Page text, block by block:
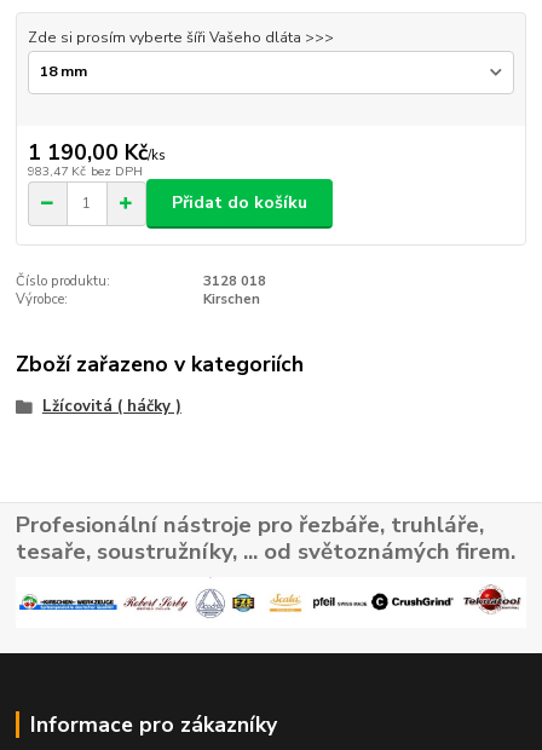
Zde si prosím vyberte šíři Vašeho dláta >>>
1 190,00 Kč/ks
983,47 Kč bez DPH
Přidat do košíku
Číslo produktu:
3128 018
Výrobce:
Kirschen
Zboží zařazeno v kategoriích
Lžícovitá ( háčky )
Profesionální nástroje pro řezbáře, truhláře,
tesaře, soustružníky, ... od světoznámých firem.
Informace pro zákazníky